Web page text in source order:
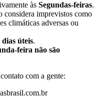
às Segundas-feiras.
considera imprevistos como
climáticas adversas ou
dias úteis.
feira não são
com a gente: